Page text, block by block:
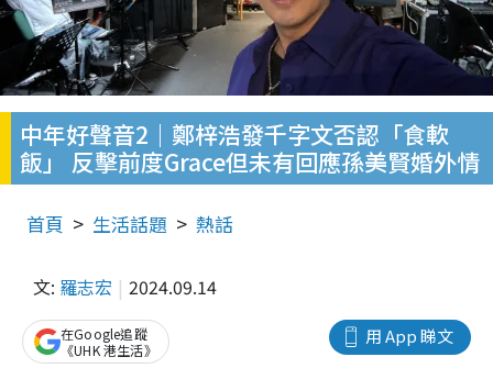
中年好聲音2｜鄭梓浩發千字文否認「食軟
飯」 反擊前度Grace但未有回應孫美賢婚外情
首頁 生活話題 熱話
文: 羅志宏 2024.09.14
用 App 睇文
在Google追蹤
《UHK 港生活》